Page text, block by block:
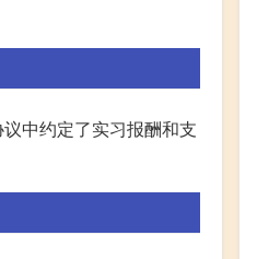
中约定了实习报酬和支